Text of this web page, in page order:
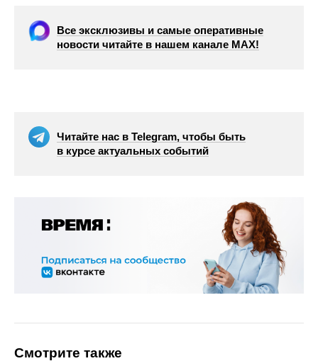
Все эксклюзивы и самые оперативные
новости читайте в нашем канале МАХ!
Читайте нас в Telegram, чтобы быть
в курсе актуальных событий
Смотрите также